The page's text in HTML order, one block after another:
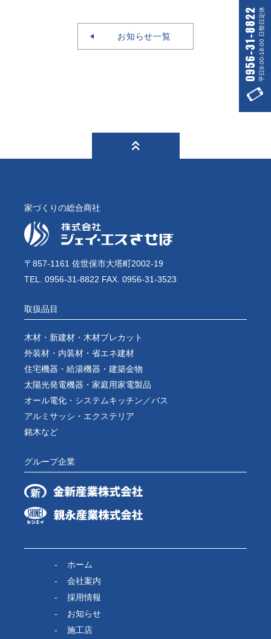
お知らせ一覧
家づくりの総合商社
〒857-1161 佐世保市大塔町2002-19
TEL. 0956-31-8822 FAX. 0956-31-3523
取扱品目
木材・新建材・木材プレカット
外装材・内装材・省エネ建材
住宅機器・給湯機器・建築金物
太陽光発電機器・家庭用家電製品
オール電化・システムキッチン／バス
アルミサッシ・エクステリア
銘木など
グループ企業
ホーム
会社案内
採用情報
お知らせ
施工店
0956-31-8822平日9:00-18:00 日祭日定休